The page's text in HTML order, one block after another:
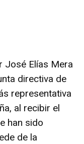
José Elías Mera
directiva de
representativa
al recibir el
han sido
de la